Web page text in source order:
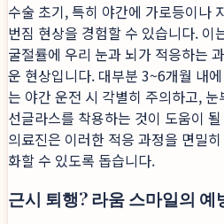
수술 초기, 특히 야간에 가로등이나
번짐 현상을 경험할 수 있습니다. 이
굴절률에 우리 눈과 뇌가 적응하는
운 현상입니다. 대부분 3~6개월 내
는 야간 운전 시 각별히 주의하고,
선글라스를 착용하는 것이 도움이
의료진은 이러한 적응 과정을 면밀
화할 수 있도록 돕습니다.
근시 퇴행? 라움 스마일의 예